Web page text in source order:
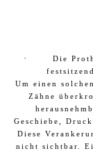
·
Die
Um einen
Zähne
Geschiebe,
Diese
nicht sichtbar.